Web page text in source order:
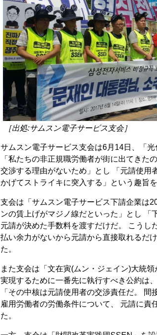
［出処:サムスン電子サービス支会］
サムスン電子サービス支会は6月14日、「
「私たちの非正規職労働者が街に出てきた
交渉する理由がないため」とし 「元請使用
かげてストライキに突入する」という趣旨
支会は「サムスン電子サービス下請企業は
ンの賃上げがマジノ線だといった」とし 「
元請が決めた手数料を渡すだけだ。 こうし
払い余力がないから元請から直接取れるだ
た。
また支会は「文在寅(ムン・ジェイン)大統
実現するために一番先に執行すべき公約は
「その中核は元請使用者の交渉責任だ。
雇用労働者の労働条件について、 元請に責
た。